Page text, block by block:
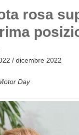
rosa
/ dicembre 2022
Day